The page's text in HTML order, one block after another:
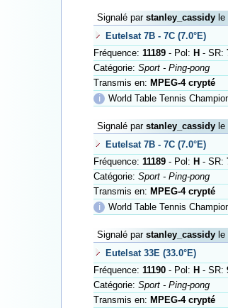
Signalé par stanley_cassidy
Eutelsat 7B - 7C (7.0°E)
Fréquence: 11189 - Pol: H - SR:
Catégorie: Sport - Ping-pong
Transmis en: MPEG-4 crypté
ℹ
World Table Tennis
Signalé par stanley_cassidy
Eutelsat 7B - 7C (7.0°E)
Fréquence: 11189 - Pol: H - SR:
Catégorie: Sport - Ping-pong
Transmis en: MPEG-4 crypté
ℹ
World Table Tennis
Signalé par stanley_cassidy
Eutelsat 33E (33.0°E)
Fréquence: 11190 - Pol: H - SR:
Catégorie: Sport - Ping-pong
Transmis en: MPEG-4 crypté